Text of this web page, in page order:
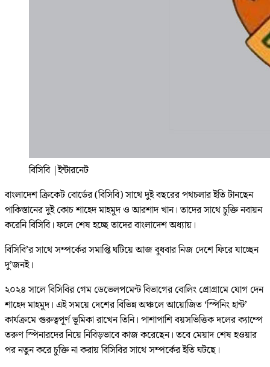
বিসিবি |ইন্টারনেট
বাংলাদেশ ক্রিকেট বোর্ডের (বিসিবি) সাথে দুই বছরের পথচলার ইতি টানছেন
পাকিস্তানের দুই কোচ শাহেদ মাহমুদ ও আরশাদ খান। তাদের সাথে চুক্তি নবায়ন
করেনি বিসিবি। ফলে শেষ হচ্ছে তাদের বাংলাদেশ অধ্যায়।
বিসিবি’র সাথে সম্পর্কের সমাপ্তি ঘটিয়ে আজ বুধবার নিজ দেশে ফিরে যাচ্ছেন
দু’জনই।
২০২৪ সালে বিসিবির গেম ডেভেলপমেন্ট বিভাগের বোলিং প্রোগ্রামে যোগ দেন
শাহেদ মাহমুদ। এই সময়ে দেশের বিভিন্ন অঞ্চলে আয়োজিত ‘স্পিনিং হান্ট’
কার্যক্রমে গুরুত্বপূর্ণ ভূমিকা রাখেন তিনি। পাশাপাশি বয়সভিত্তিক দলের ক্যাম্পে
তরুণ স্পিনারদের নিয়ে নিবিড়ভাবে কাজ করেছেন। তবে মেয়াদ শেষ হওয়ার
পর নতুন করে চুক্তি না করায় বিসিবির সাথে সম্পর্কের ইতি ঘটছে।